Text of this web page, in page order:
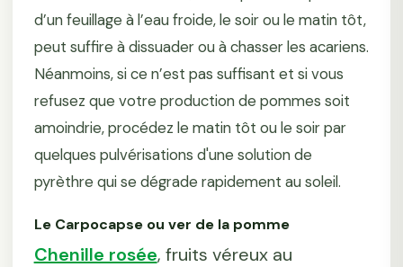
d’un feuillage à l’eau froide, le soir ou le matin tôt,
peut suffire à dissuader ou à chasser les acariens.
Néanmoins, si ce n’est pas suffisant et si vous
refusez que votre production de pommes soit
amoindrie, procédez le matin tôt ou le soir par
quelques pulvérisations d'une solution de
pyrèthre qui se dégrade rapidement au soleil.
Le Carpocapse ou ver de la pomme
Chenille rosée, fruits véreux au